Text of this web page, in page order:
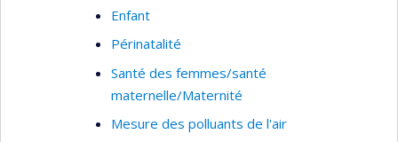
Enfant
Périnatalité
Santé des femmes/santé
maternelle/Maternité
Mesure des polluants de l'air